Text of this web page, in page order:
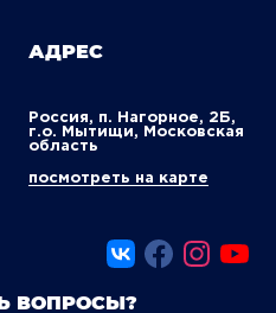
АДРЕС
Россия, п. Нагорное, 2Б,
г.о. Мытищи, Московская
область
посмотреть на карте
ВОПРОСЫ?